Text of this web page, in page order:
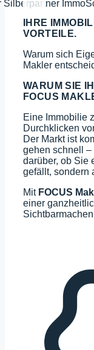
IHRE
VORTEILE.
Warum sich
Makler
WARUM SIE
FOCUS
Eine Immobilie
Durchklicken
Der Markt ist
gehen schnell –
darüber, ob Sie
gefällt, sondern
Mit FOCUS
einer